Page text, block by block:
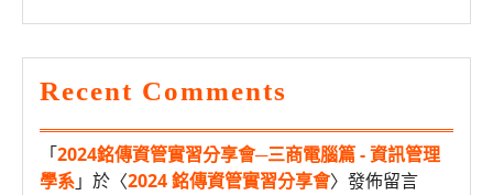
Recent Comments
「2024銘傳資管實習分享會─三商電腦篇 - 資訊管理
學系」於〈2024 銘傳資管實習分享會〉發佈留言